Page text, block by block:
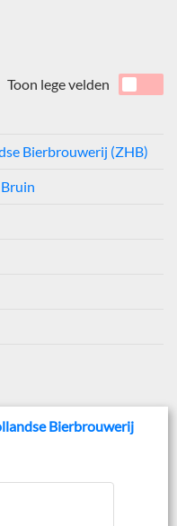
Toon lege velden
Bierbrouwerij (ZHB)
Bierbrouwerij